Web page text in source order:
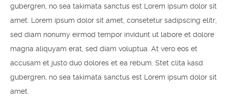
gubergren, no sea takimata sanctus est Lorem ipsum dolor sit
amet. Lorem ipsum dolor sit amet, consetetur sadipscing elitr,
sed diam nonumy eirmod tempor invidunt ut labore et dolore
magna aliquyam erat, sed diam voluptua. At vero eos et
accusam et justo duo dolores et ea rebum. Stet clita kasd
gubergren, no sea takimata sanctus est Lorem ipsum dolor sit
amet.